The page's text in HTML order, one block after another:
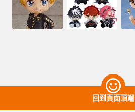
回到頁面頂端